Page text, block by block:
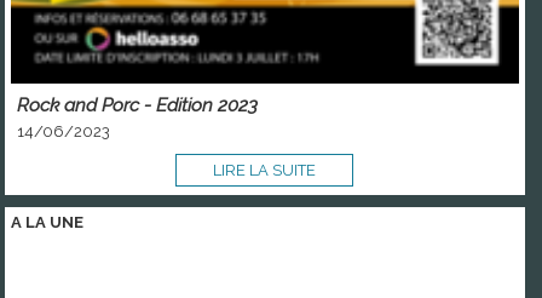
Rock and Porc - Edition 2023
14/06/2023
LIRE LA SUITE
A LA UNE